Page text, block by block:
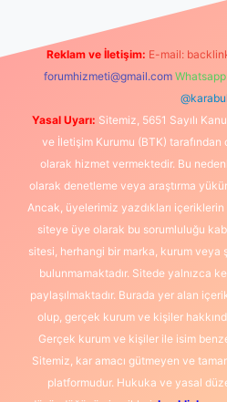
Reklam ve İletişim: E-mail:
forumhizmeti@gmail.com
@karabul
Yasal Uyarı: Sitemiz, 5651 Sayılı
ve İletişim Kurumu (BTK) tarafından
olarak hizmet vermektedir. Bu
olarak denetleme veya araştırma
Ancak, üyelerimiz yazdıkları
siteye üye olarak bu sorumluluğu
sitesi, herhangi bir marka, kurum veya
bulunmamaktadır. Sitede yalnızca
paylaşılmaktadır. Burada yer alan
olup, gerçek kurum ve kişiler
Gerçek kurum ve kişiler ile isim
Sitemiz, kar amacı gütmeyen ve
platformudur. Hukuka ve yasal